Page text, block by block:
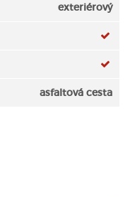
exteriérový
asfaltová cesta